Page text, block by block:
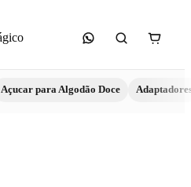
Açucar para Algodão Doce